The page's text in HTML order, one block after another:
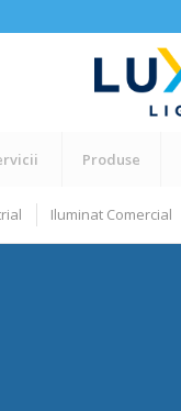
Produse
Iluminat Comercial